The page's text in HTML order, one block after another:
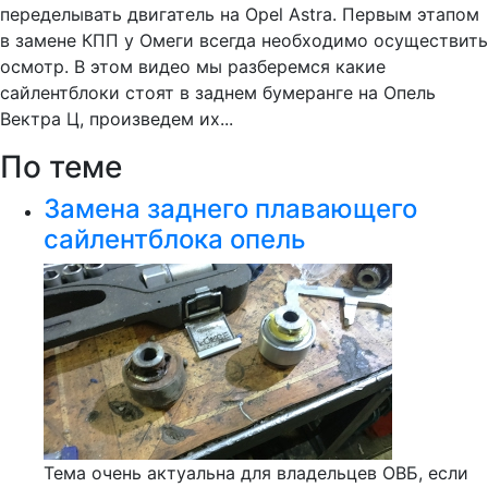
переделывать двигатель на Opel Astra. Первым этапом
в замене КПП у Омеги всегда необходимо осуществить
осмотр. В этом видео мы разберемся какие
сайлентблоки стоят в заднем бумеранге на Опель
Вектра Ц, произведем их...
По теме
Замена заднего плавающего
сайлентблока опель
Тема очень актуальна для владельцев ОВБ, если